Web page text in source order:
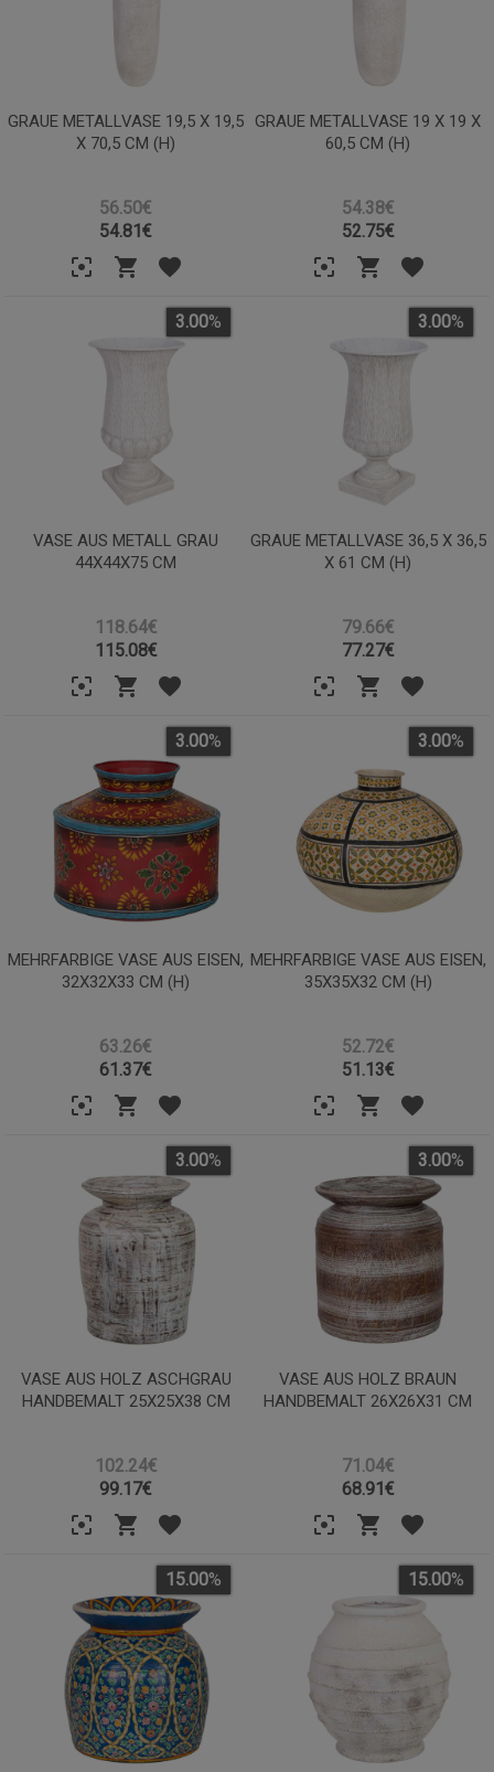
GRAUE METALLVASE 19,5 X 19,5
X 70,5 CM (H)
56.50€
54.81€
GRAUE METALLVASE 19 X 19 X
60,5 CM (H)
54.38€
52.75€
VASE AUS METALL GRAU
44X44X75 CM
118.64€
3.00%
115.08€
GRAUE METALLVASE 36,5 X 36,5
X 61 CM (H)
79.66€
3.00%
77.27€
MEHRFARBIGE VASE AUS EISEN,
32X32X33 CM (H)
63.26€
3.00%
61.37€
MEHRFARBIGE VASE AUS EISEN,
35X35X32 CM (H)
52.72€
3.00%
51.13€
VASE AUS HOLZ ASCHGRAU
HANDBEMALT 25X25X38 CM
102.24€
3.00%
99.17€
VASE AUS HOLZ BRAUN
HANDBEMALT 26X26X31 CM
71.04€
3.00%
68.91€
15.00% 15.00%